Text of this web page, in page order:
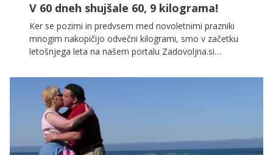
V 60 dneh shujšale 60, 9 kilograma!
Ker se pozimi in predvsem med novoletnimi prazniki
mnogim nakopičijo odvečni kilogrami, smo v začetku
letošnjega leta na našem portalu Zadovoljna.si
smo 4 ženskam ponudili pomoč pri hujšanju. Med več
kot 500 prijavljenimi kandidatkami smo izbrali 4
finalistke, ki so 60 dni hujšale s prehrano Nupo.
Rezultati so bili presenetljivi, dekleta pa več kot
navdušena!